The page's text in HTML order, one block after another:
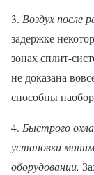
3. Воздух после
задержке
зонах сплит-
не доказана
способны
4. Быстрого
установки
оборудовании.